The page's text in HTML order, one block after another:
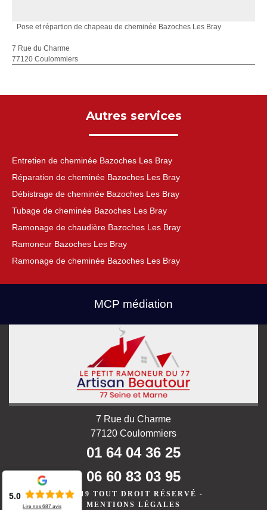
Pose et répartion de chapeau de cheminée Bazoches Les Bray
7 Rue du Charme
77120 Coulommiers
Autres services
Entretien de cheminée Bazoches Les Bray
Réparation de cheminée Bazoches Les Bray
Débistrage de cheminée Bazoches Les Bray
Tubage de cheminée Bazoches Les Bray
Ramonage de chaudière Bazoches Les Bray
Ramoneur Bazoches Les Bray
Ramonage de cheminée Bazoches Les Bray
MCP médiation
7 Rue du Charme
77120 Coulommiers
01 64 04 36 25
06 60 83 03 95
©2019 TOUT DROIT RÉSERVÉ -
MENTIONS LÉGALES
5.0
Lire nos687 avis